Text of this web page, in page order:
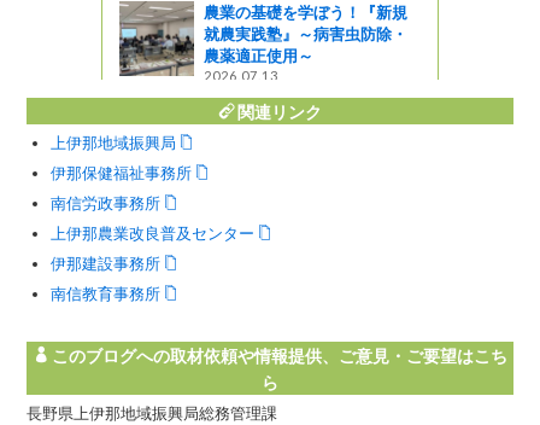
農業の基礎を学ぼう！『新規
就農実践塾』～病害虫防除・
農薬適正使用～
2026.07.13
関連リンク
上伊那地域振興局
伊那保健福祉事務所
南信労政事務所
上伊那農業改良普及センター
伊那建設事務所
南信教育事務所
このブログへの取材依頼や情報提供、ご意見・ご要望はこち
ら
長野県上伊那地域振興局総務管理課